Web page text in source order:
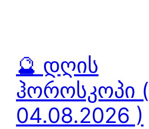
🔮 დღის
ჰოროსკოპი (
04.08.2026 )